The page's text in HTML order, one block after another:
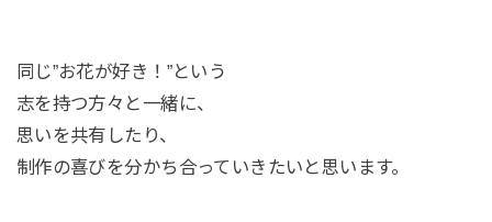
同じ”お花が好き！”という
志を持つ方々と一緒に、
思いを共有したり、
制作の喜びを分かち合っていきたいと思います。